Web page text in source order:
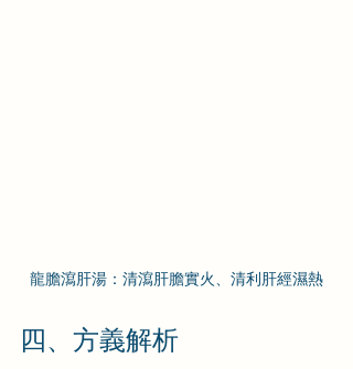
龍膽瀉肝湯：清瀉肝膽實火、清利肝經濕熱
四、方義解析